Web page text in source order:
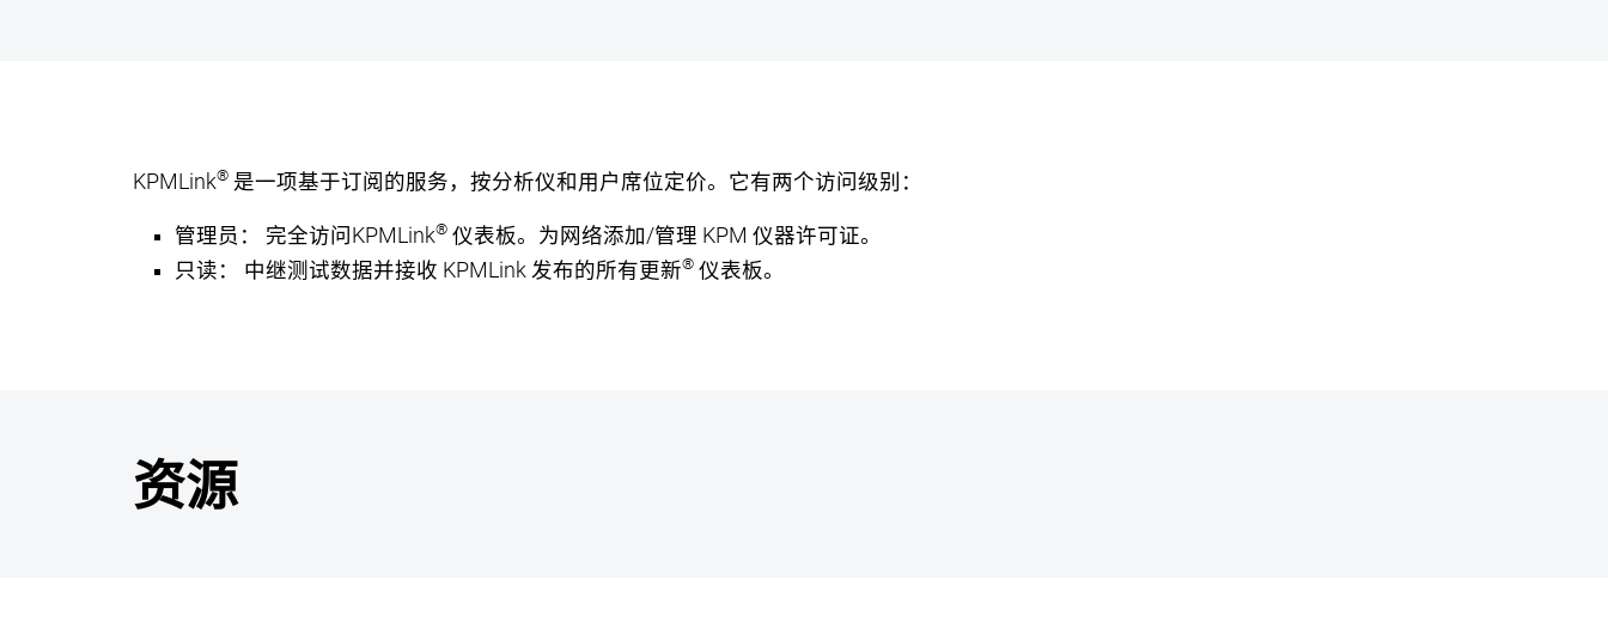
KPMLink® 是一项基于订阅的服务，按分析仪和用户席位定价。它有两个访问级别：
管理员： 完全访问KPMLink® 仪表板。为网络添加/管理 KPM 仪器许可证。
只读： 中继测试数据并接收 KPMLink 发布的所有更新® 仪表板。
资源